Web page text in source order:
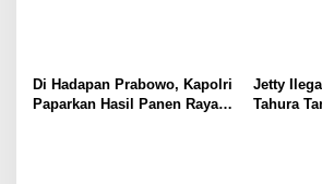
Di Hadapan Prabowo, Kapolri
Paparkan Hasil Panen Raya
Jetty
Tahura